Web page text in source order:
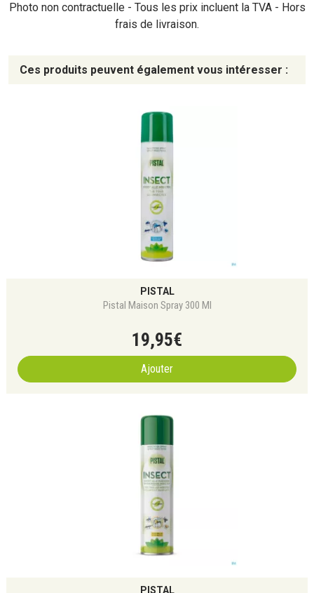
Photo non contractuelle - Tous les prix incluent la TVA - Hors
frais de livraison.
Ces produits peuvent également vous intéresser :
PISTAL
Pistal Maison Spray 300 Ml
19,95€
Ajouter
PISTAL